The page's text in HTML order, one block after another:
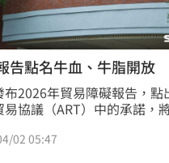
告點名牛血、牛脂開放
布2026年貿易障礙報告，點
易協議（ART）中的承諾，
放美國牛脂及牛血是供飼
02 05:47